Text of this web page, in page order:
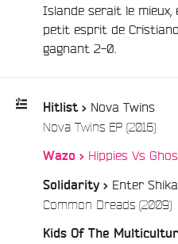
Islande serait le mieux,
petit esprit de
gagnant 2-0.
:
Hitlist > Nova Twins
Nova Twins EP (2016)/
Wazo > Hippies Vs
Solidarity > Enter
Common Dreads (2009)/
Kids Of The